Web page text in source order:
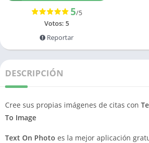
5/5
Votos: 5
Reportar
DESCRIPCIÓN
Cree sus propias imágenes de citas con
To Image
Text On Photo es la mejor aplicación